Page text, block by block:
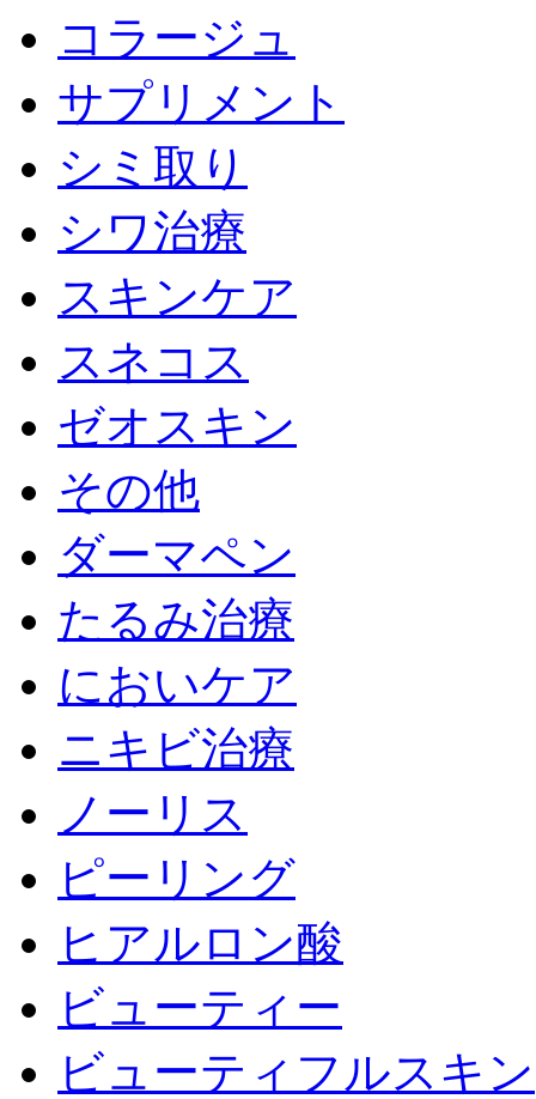
コラージュ
サプリメント
シミ取り
シワ治療
スキンケア
スネコス
ゼオスキン
その他
ダーマペン
たるみ治療
においケア
ニキビ治療
ノーリス
ピーリング
ヒアルロン酸
ビューティー
ビューティフルスキン